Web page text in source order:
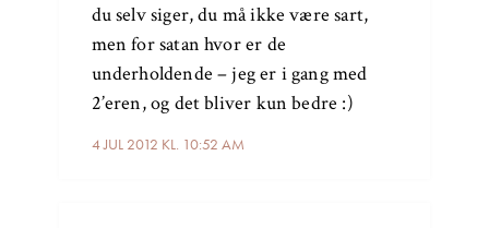
4 JUL 2012 KL. 10:52 AM
du selv siger, du må ikke være sart,
men for satan hvor er de
underholdende – jeg er i gang med
2’eren, og det bliver kun bedre :)